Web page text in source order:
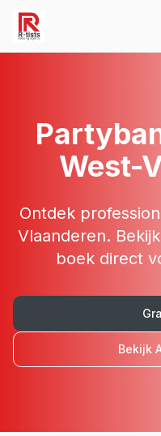
West-
Ontdek
Vlaanderen.
boek direct
Bekijk